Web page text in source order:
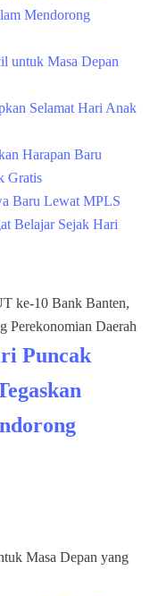
Mendorong
untuk Masa Depan
Selamat Hari Anak
Harapan Baru
Gratis
Baru Lewat MPLS
Belajar Sejak Hari
Puncak